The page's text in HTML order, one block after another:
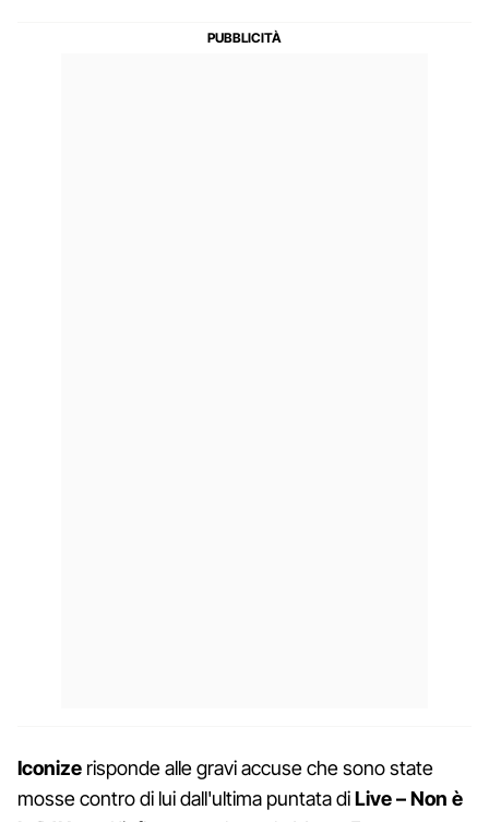
Iconize risponde alle gravi accuse che sono state
mosse contro di lui dall'ultima puntata diLive – Non è